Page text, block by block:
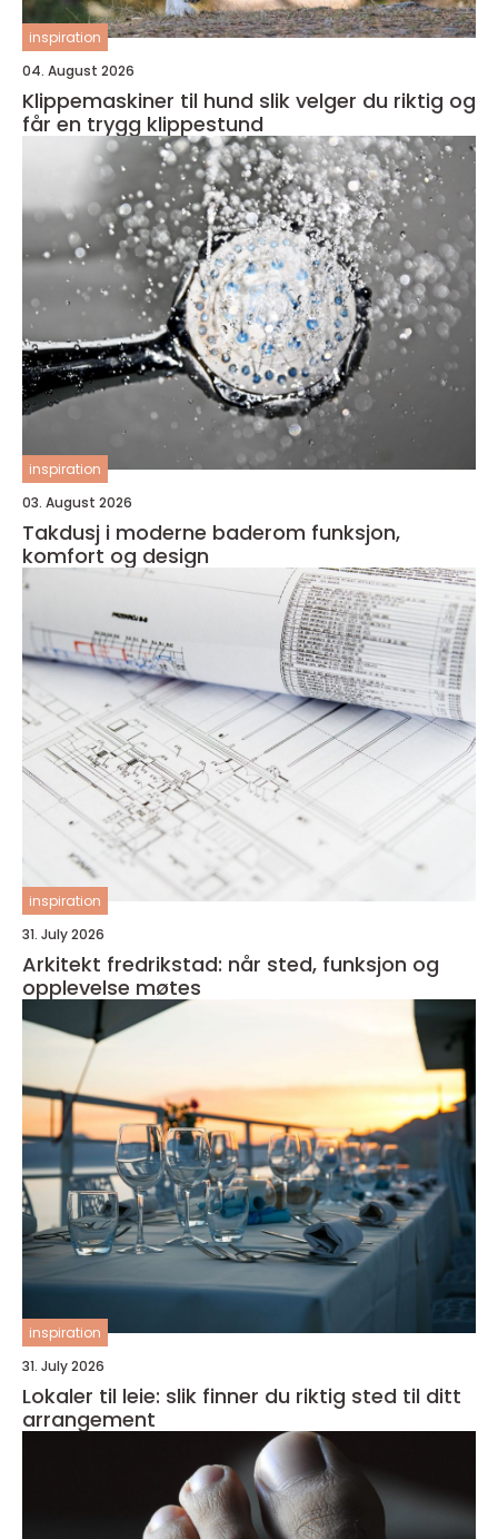
inspiration
04. August 2026
Klippemaskiner til hund slik velger du riktig og
får en trygg klippestund
inspiration
03. August 2026
Takdusj i moderne baderom funksjon,
komfort og design
inspiration
31. July 2026
Arkitekt fredrikstad: når sted, funksjon og
opplevelse møtes
inspiration
31. July 2026
Lokaler til leie: slik finner du riktig sted til ditt
arrangement